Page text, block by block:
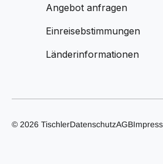
Angebot anfragen
Einreisebstimmungen
Länderinformationen
© 2026 TischlerDatenschutzAGB